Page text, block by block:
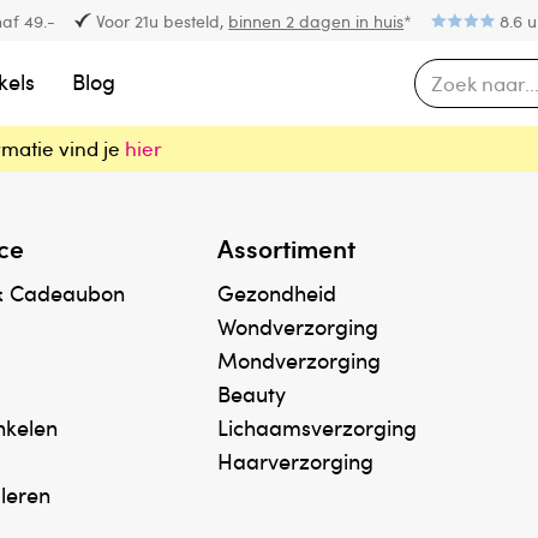
49.- Voor 21u besteld, binnen 2 dagen in huis* 8.6
Blog
vind je hier
Cadeaubon
Assortiment
Gezondheid
Wondverzorging
Mondverzorging
Beauty
Lichaamsverzorging
Haarverzorging